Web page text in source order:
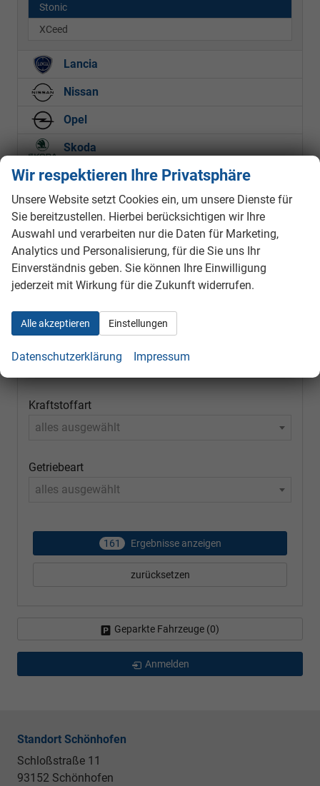
Stonic
XCeed
Lancia
Nissan
Opel
Skoda
Suzuki
Volkswagen
Volvo
Marke
alles ausgewählt
Kraftstoffart
alles ausgewählt
Getriebeart
alles ausgewählt
161 Ergebnisse anzeigen
zurücksetzen
Geparkte Fahrzeuge (0)
Anmelden
Standort Schönhofen
Schloßstraße 11
93152 Schönhofen
Wir respektieren Ihre Privatsphäre
Unsere Website setzt Cookies ein, um unsere Dienste für
Sie bereitzustellen. Hierbei berücksichtigen wir Ihre
Auswahl und verarbeiten nur die Daten für Marketing,
Analytics und Personalisierung, für die Sie uns Ihr
Einverständnis geben. Sie können Ihre Einwilligung
jederzeit mit Wirkung für die Zukunft widerrufen.
Alle akzeptieren Einstellungen
Datenschutzerklärung Impressum